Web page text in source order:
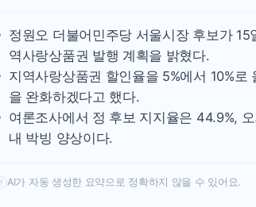
정원오 더불어민주당 서울시장 후보가
역사랑상품권 발행 계획을 밝혔다.
지역사랑상품권 할인율을 5%에서 10%
을 완화하겠다고 했다.
여론조사에서 정 후보 지지율은 44.9%,
내 박빙 양상이다.
! AI가 자동 생성한 요약으로 정확하지 않을 수 있어요.